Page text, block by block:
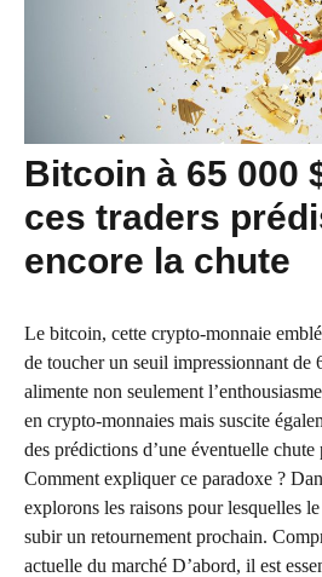
Bitcoin à 65 000
ces traders
encore la chute
Le bitcoin, cette crypto-monnaie
de toucher un seuil impressionnant de
alimente non seulement
en crypto-monnaies mais suscite
des prédictions d’une éventuelle chute
Comment expliquer ce paradoxe ?
explorons les raisons pour lesquelles
subir un retournement prochain.
actuelle du marché D’abord, il est